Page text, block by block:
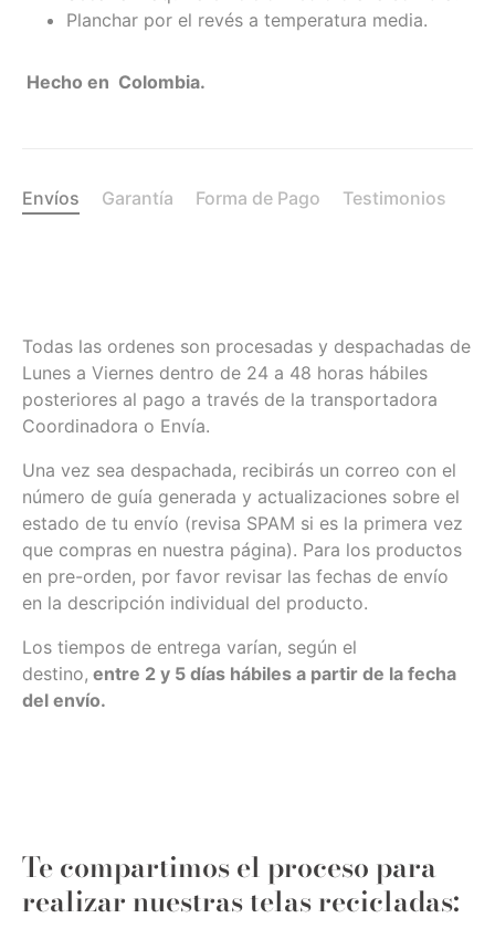
Planchar por el revés a temperatura media.
Hecho en Colombia.
Envíos Garantía Forma de Pago Testimonios
Todas las ordenes son procesadas y despachadas de
Lunes a Viernes dentro de 24 a 48 horas hábiles
posteriores al pago a través de la transportadora
Coordinadora o Envía.
Una vez sea despachada, recibirás un correo con el
número de guía generada y actualizaciones sobre el
estado de tu envío (revisa SPAM si es la primera vez
que compras en nuestra página). Para los productos
en pre-orden, por favor revisar las fechas de envío
en la descripción individual del producto.
Los tiempos de entrega varían, según el
destino, entre 2 y 5 días hábiles a partir de la fecha
del envío.
Te compartimos el proceso para
realizar nuestras telas recicladas: